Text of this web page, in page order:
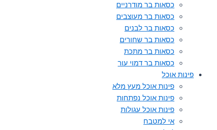
כסאות בר מודרניים
כסאות בר מעוצבים
כסאות בר לבנים
כסאות בר שחורים
כסאות בר מתכת
כסאות בר דמוי עור
פינות אוכל
פינות אוכל מעץ מלא
פינות אוכל נפתחות
פינות אוכל עגולות
אי למטבח